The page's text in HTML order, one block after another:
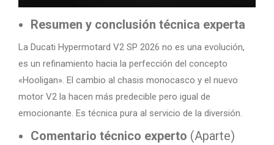
Resumen y conclusión técnica experta
La Ducati Hypermotard V2 SP 2026 no es una evolución,
es un refinamiento hacia la perfección del concepto
«Hooligan». El cambio al chasis monocasco y el nuevo
motor V2 la hacen más predecible pero igual de
emocionante. Es técnica pura al servicio de la diversión.
Comentario técnico experto (Aparte)